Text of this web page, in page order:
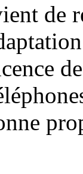
de